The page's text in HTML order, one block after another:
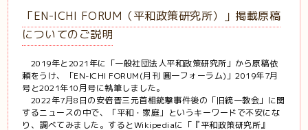
「EN-ICHI FORUM（平和政策研究所）」掲載原稿
についてのご説明
2019年と2021年に「一般社団法人平和政策研究所」から原稿依
頼をうけ、「EN-ICHI FORUM(月刊 圓一フォーラム)」2019年7月
号と2021年10月号に執筆しました。
2022年7月8日の安倍晋三元首相銃撃事件後の「旧統一教会」に関
するニュースの中で、「平和・家庭」というキーワードで不安にな
り、調べてみました。するとWikipediaに「『平和政策研究所』